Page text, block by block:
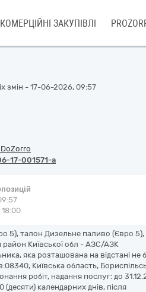
КОМЕРЦІЙНІ ЗАКУПІВЛІ
змін - 17-06-2026, 09:57
17-001571-a
5), талон Дизельне паливо (Євро 5),
район Київської обл - АЗС/АЗК
яка розташована на відстані не
Київська область,
робіт, надання послуг: до
календарних днів, після